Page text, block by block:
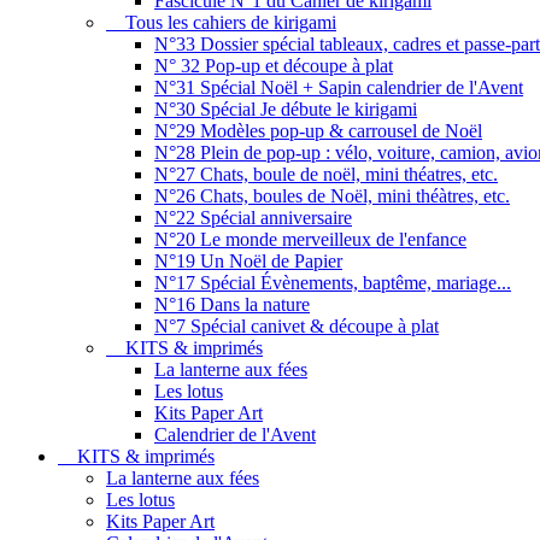
Tous les cahiers de kirigami
N°33 Dossier spécial tableaux, cadres et passe-
N° 32 Pop-up et découpe à plat
N°31 Spécial Noël + Sapin calendrier de l'Avent
N°30 Spécial Je débute le kirigami
N°29 Modèles pop-up & carrousel de Noël
N°28 Plein de pop-up : vélo, voiture, camion,
N°27 Chats, boule de noël, mini théatres, etc.
N°26 Chats, boules de Noël, mini théàtres, etc.
N°22 Spécial anniversaire
N°20 Le monde merveilleux de l'enfance
N°19 Un Noël de Papier
N°17 Spécial Évènements, baptême, mariage...
N°16 Dans la nature
N°7 Spécial canivet & découpe à plat
KITS & imprimés
La lanterne aux fées
Les lotus
Kits Paper Art
Calendrier de l'Avent
KITS & imprimés
La lanterne aux fées
Les lotus
Kits Paper Art